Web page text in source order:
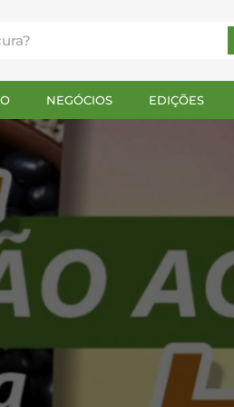
NEGÓCIOS EDIÇÕES